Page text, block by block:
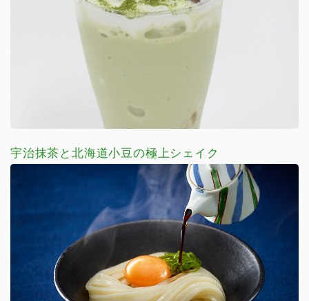
宇治抹茶と北海道小豆の極上シェイク